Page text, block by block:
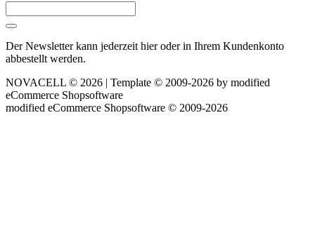
Der Newsletter kann jederzeit hier oder in Ihrem Kundenkonto
abbestellt werden.
NOVACELL © 2026 | Template © 2009-2026 by modified
eCommerce Shopsoftware
modified eCommerce Shopsoftware © 2009-2026